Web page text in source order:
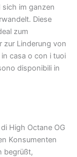
sich im ganzen
Diese
zum
zur Linderung von
casa o con i tuoi
disponibili in
High Octane OG
Konsumenten
begrüßt,